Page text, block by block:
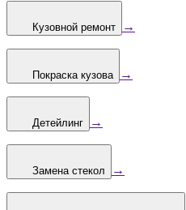
Кузовной ремонт →
Покраска кузова →
Детейлинг →
Замена стекол →